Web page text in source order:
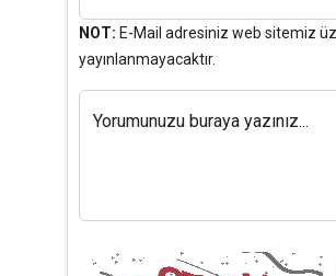
NOT: E-Mail adresiniz web sitemiz
yayınlanmayacaktır.
Yorumunuzu buraya yazınız...